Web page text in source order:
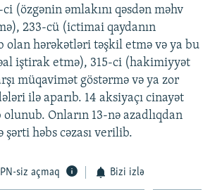
(özgənin əmlakını qəsdən məhv
233-cü (ictimai qaydanın
olan hərəkətləri təşkil etmə və ya bu
iştirak etmə), 315-ci (hakimiyyət
müqavimət göstərmə və ya zor
ilə aparıb. 14 aksiyaçı cinayət
Onların 13-nə azadlıqdan
həbs cəzası verilib.
siz açmaq Bizi izlə